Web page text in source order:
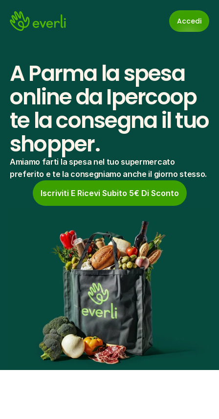
Accedi
A Parma la spesa
online da Ipercoop
te la consegna il tuo
shopper.
Amiamo farti la spesa nel tuo supermercato
preferito e te la consegniamo anche il giorno stesso.
Iscriviti E Ricevi Subito 5€ Di Sconto